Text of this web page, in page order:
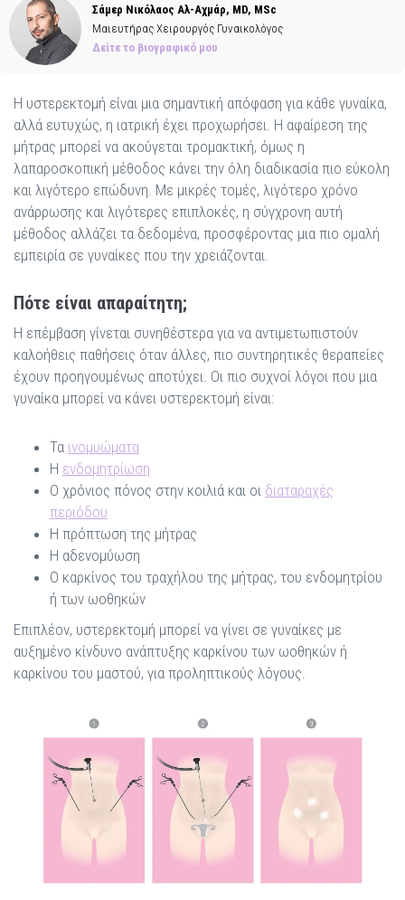
Σάμερ Νικόλαος Αλ-Αχμάρ, MD, MSc
Μαιευτήρας Χειρουργός Γυναικολόγος
Δείτε το βιογραφικό μου
Η υστερεκτομή είναι μια σημαντική απόφαση για κάθε γυναίκα,
αλλά ευτυχώς, η ιατρική έχει προχωρήσει. Η αφαίρεση της
μήτρας μπορεί να ακούγεται τρομακτική, όμως η
λαπαροσκοπική μέθοδος κάνει την όλη διαδικασία πιο εύκολη
και λιγότερο επώδυνη. Με μικρές τομές, λιγότερο χρόνο
ανάρρωσης και λιγότερες επιπλοκές, η σύγχρονη αυτή
μέθοδος αλλάζει τα δεδομένα, προσφέροντας μια πιο ομαλή
εμπειρία σε γυναίκες που την χρειάζονται.
Πότε είναι απαραίτητη;
Η επέμβαση γίνεται συνηθέστερα για να αντιμετωπιστούν
καλοήθεις παθήσεις όταν άλλες, πιο συντηρητικές θεραπείες
έχουν προηγουμένως αποτύχει. Οι πιο συχνοί λόγοι που μια
γυναίκα μπορεί να κάνει υστερεκτομή είναι:
Τα ινομυώματα
Η ενδομητρίωση
Ο χρόνιος πόνος στην κοιλιά και οι διαταραχές
περιόδου
Η πρόπτωση της μήτρας
Η αδενομύωση
Ο καρκίνος του τραχήλου της μήτρας, του ενδομητρίου
ή των ωοθηκών
Επιπλέον, υστερεκτομή μπορεί να γίνει σε γυναίκες με
αυξημένο κίνδυνο ανάπτυξης καρκίνου των ωοθηκών ή
καρκίνου του μαστού, για προληπτικούς λόγους.